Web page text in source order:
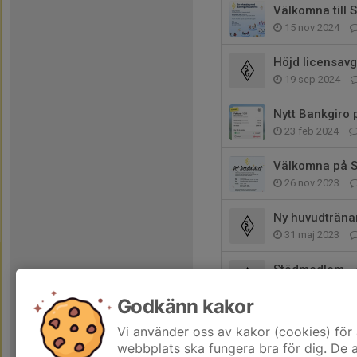
Välkomna till
15 nov 2024
Höjd
19 sep 2024
Nytt Bankgiro
23 feb 2024
Välkomna på
26 nov 2023
Ny
31 maj 2023
Stödmedlem -
Håll utkik
6 feb 2023
Godkänn kakor
Vi använder oss av kakor (cookies)
webbplats ska fungera bra för dig. De